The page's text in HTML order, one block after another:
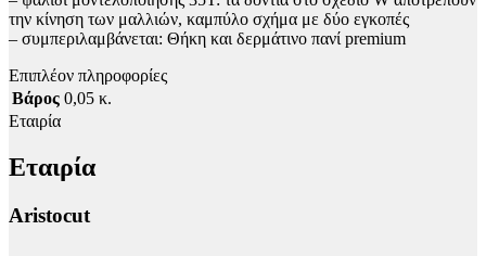
την κίνηση των μαλλιών, καμπύλο σχήμα με δύο εγκοπές
– συμπεριλαμβάνεται: Θήκη και δερμάτινο πανί premium
Επιπλέον πληροφορίες
Βάρος 0,05 κ.
Εταιρία
Εταιρία
Aristocut